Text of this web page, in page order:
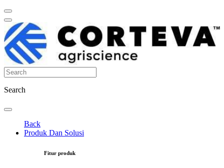
Search
Back
Produk Dan Solusi
Fitur produk